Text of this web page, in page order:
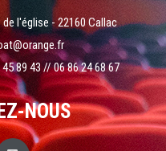
de l'église - 22160 Callac
89 43 // 06 86 24 68 67
NOUS